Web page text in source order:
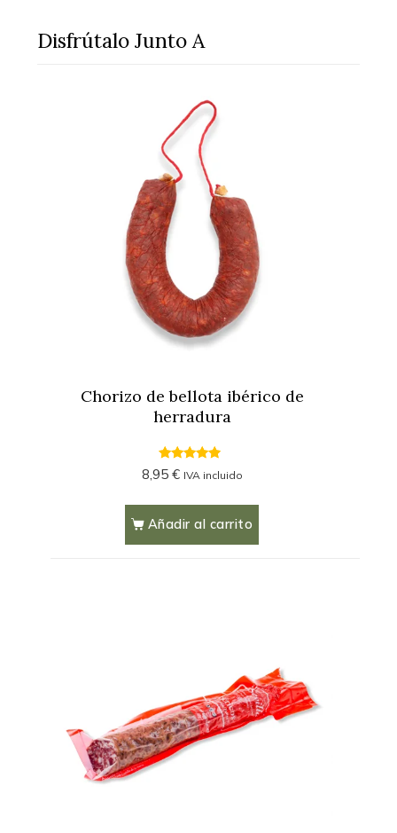
Disfrútalo Junto A
Chorizo de bellota ibérico de
herradura
4.61
out of 5
8,95 € IVA incluido
Añadir al carrito